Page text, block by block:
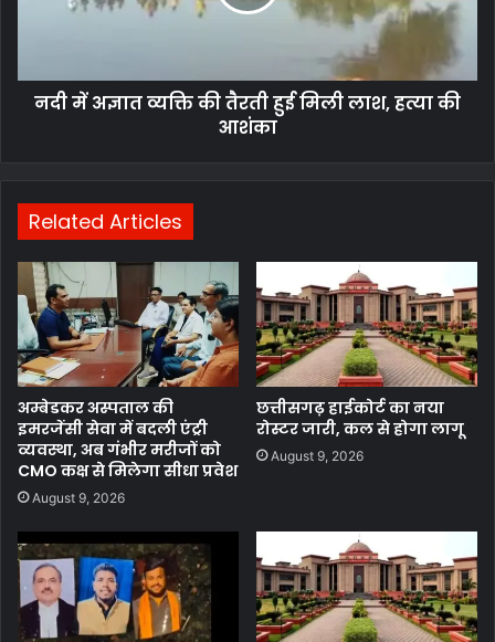
लाश,
हत्यानदी में अज्ञात व्यक्ति की तैरती हुई मिली लाश, हत्या की
आशंका
Related Articles
अम्बेडकर अस्पताल की
इमरजेंसी सेवा में बदली एंट्री
व्यवस्था, अब गंभीर मरीजों को
CMO कक्ष से मिलेगा सीधा प्रवेश
August 9, 2026
छत्तीसगढ़ हाईकोर्ट का नया
रोस्टर जारी, कल से होगा लागू
August 9, 2026